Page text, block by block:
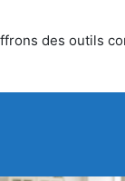
des outils